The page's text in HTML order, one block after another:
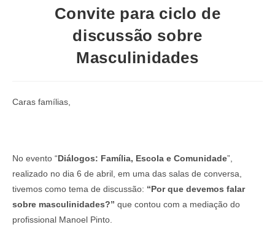
Convite para ciclo de
discussão sobre
Masculinidades
Caras famílias,
No evento “Diálogos: Família, Escola e Comunidade”,
realizado no dia 6 de abril, em uma das salas de conversa,
tivemos como tema de discussão: “Por que devemos falar
sobre masculinidades?” que contou com a mediação do
profissional Manoel Pinto.